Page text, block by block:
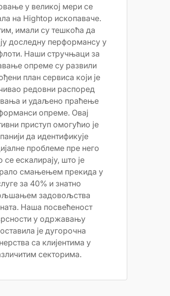
у великој мери се
на Hightop ископаваче.
имали су тешкоћа да
доследну перформансу у
Наши стручњаци за
опреме су развили
план сервиса који је
редовни распоред
и удаљено праћење
опреме. Овај
приступ омогућио је
да идентификује
проблеме пре него
се ескалирају, што је
смањењем прекида у
за 40% и знатно
задовољства
Наша посвећеност
у одржавању
је дугорочна
са клијентима у
секторима.